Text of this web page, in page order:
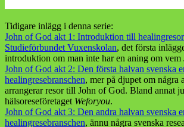
Tidigare inlägg i denna serie:
John of God akt 1: Introduktion till
Studieförbundet Vuxenskolan, det första
introduktion om man inte har en aning om vem
John of God akt 2: Den första halvan svenska
healingresebranschen, mer på djupet om några
arrangerar resor till John of God. Bland annat
hälsoreseföretaget Weforyou.
John of God akt 3: Den andra halvan svenska
healingresebranschen, ännu några svenska